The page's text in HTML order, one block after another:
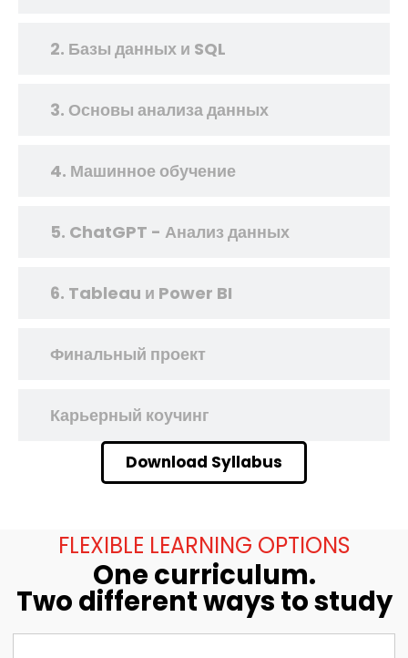
2. Базы данных и SQL
3. Основы анализа данных
4. Машинное обучение
5. ChatGPT - Анализ данных
6. Tableau и Power BI
Финальный проект
Карьерный коучинг
Download Syllabus
FLEXIBLE LEARNING OPTIONS
One curriculum.
Two different ways to study